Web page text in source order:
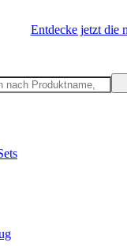
Entdecke jetzt die